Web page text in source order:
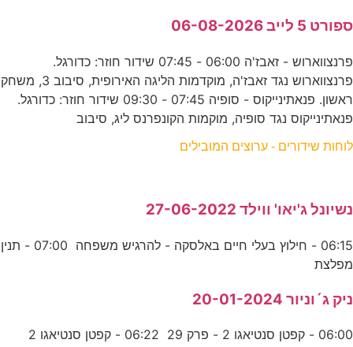
ספורט 5 לייב 06-08-2026
פרנצווארוש - זאבז'ה 06:00 - 07:45 שידור חוזר: כדורגל.
פרנצווארוש נגד זאבז'ה, מוקדמות הליגה האירופית, סיבוב 3, משחק
ראשון. פנאתינייקוס - סופיה 07:45 - 09:30 שידור חוזר: כדורגל.
פנאתינייקוס נגד סופיה, מוקמות הקונפרנס ליג, סיבוב
לוחות שידורים - ערוצים המובילים
נשיונל ג'יאו' ווילד 27-06-2022
06:15 - חילוץ בעלי חיים באלסקה - להרגיש משפחה 07:00 - תנין
מפלצת
ניק ג´וניור 20-01-2024
06:00 - קפטן סנטיאגו 2 - פרק 29 06:22 - קפטן סנטיאגו 2